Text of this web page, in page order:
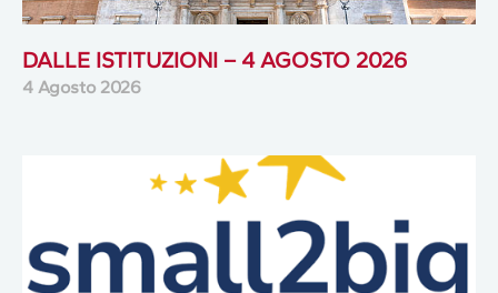
DALLE ISTITUZIONI – 4 AGOSTO 2026
4 Agosto 2026